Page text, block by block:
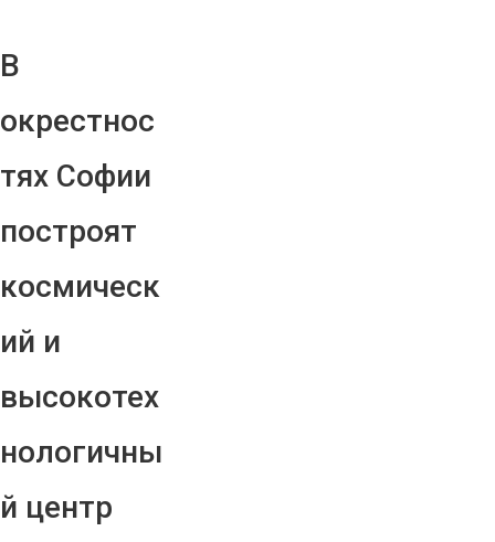
В
окрестнос
тях Софии
построят
космическ
ий и
высокотех
нологичны
й центр